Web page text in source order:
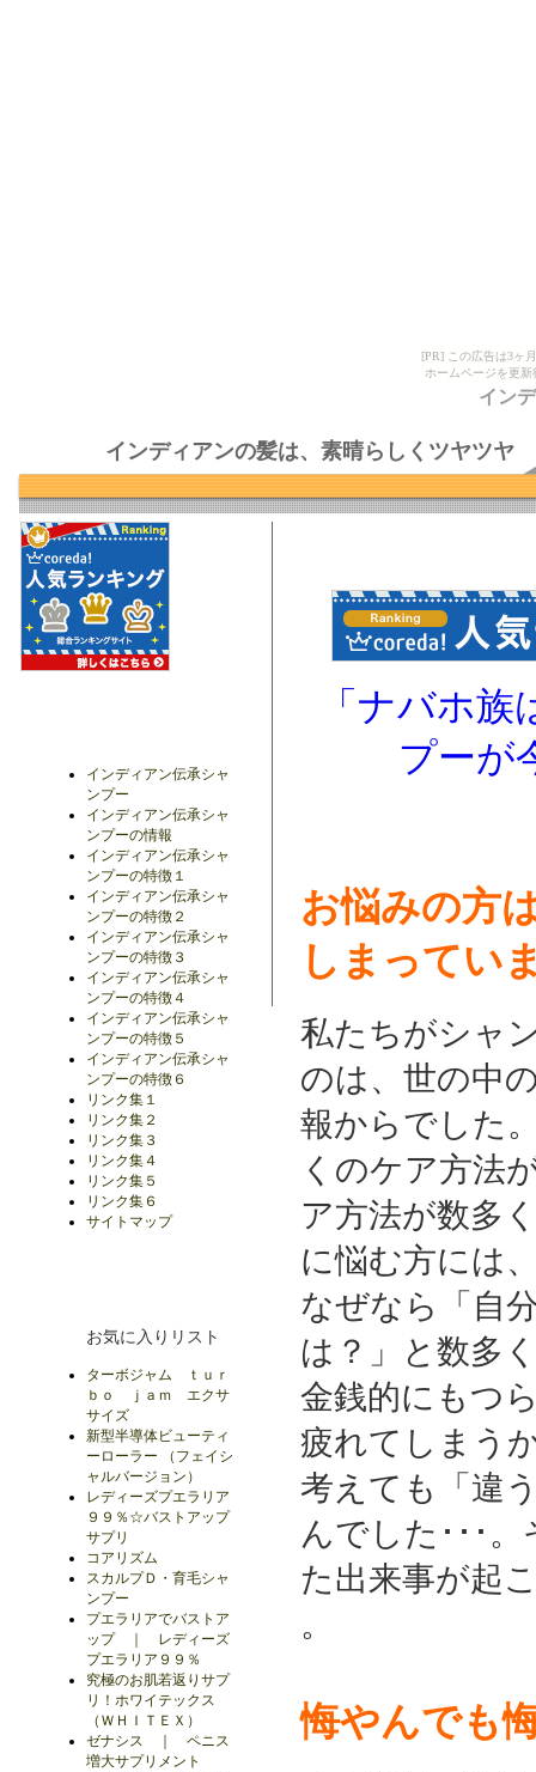
[PR] この広告は3ヶ
ホームページを更
イン
インディアンの髪は、素晴らしくツヤツヤ
インディアン伝承シャ
ンプー
インディアン伝承シャ
ンプーの情報
インディアン伝承シャ
ンプーの特徴１
インディアン伝承シャ
ンプーの特徴２
インディアン伝承シャ
ンプーの特徴３
インディアン伝承シャ
ンプーの特徴４
インディアン伝承シャ
ンプーの特徴５
インディアン伝承シャ
ンプーの特徴６
リンク集１
リンク集２
リンク集３
リンク集４
リンク集５
リンク集６
サイトマップ
お気に入りリスト
ターボジャム ｔｕｒ
ｂｏ ｊａｍ エクサ
サイズ
新型半導体ビューティ
ーローラー （フェイシ
ャルバージョン）
レディーズプエラリア
９９％☆バストアップ
サプリ
コアリズム
スカルプＤ・育毛シャ
ンプー
プエラリアでバストア
ップ ｜ レディーズ
プエラリア９９％
究極のお肌若返りサプ
リ！ホワイテックス
（ＷＨＩＴＥＸ）
ゼナシス ｜ ペニス
増大サプリメント
「ナバホ
プーが
お悩みの方
しまってい
私たちがシャ
のは、世の中
報からでした
くのケア方法
ア方法が数多
に悩む方には
なぜなら「自
は？」と数多
金銭的にもつ
疲れてしまう
考えても「違
んでした･･･
た出来事が起
。
悔やんでも